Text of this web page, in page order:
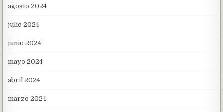
agosto 2024
julio 2024
junio 2024
mayo 2024
abril 2024
marzo 2024